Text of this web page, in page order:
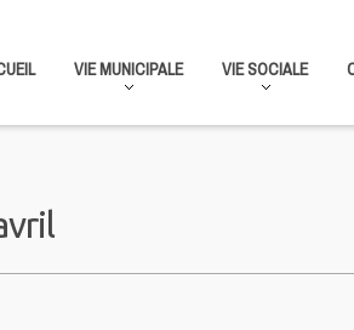
VIE MUNICIPALE VIE SOCIALE